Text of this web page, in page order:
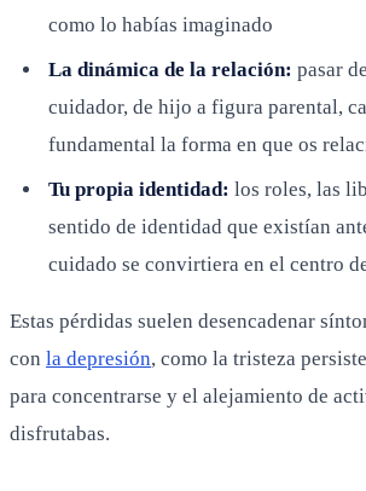
como lo habías imaginado
La dinámica de la relación: pasar
cuidador, de hijo a figura parental,
fundamental la forma en que os
Tu propia identidad: los roles, las
sentido de identidad que existían
cuidado se convirtiera en el centro
Estas pérdidas suelen desencadenar
con la depresión, como la tristeza
para concentrarse y el alejamiento de
disfrutabas.